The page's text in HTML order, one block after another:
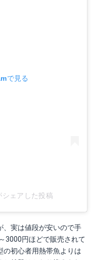
で見る
ェアした投稿
、実は値段が安いので手
3000円ほどで販売されて
の初心者用熱帯魚よりは